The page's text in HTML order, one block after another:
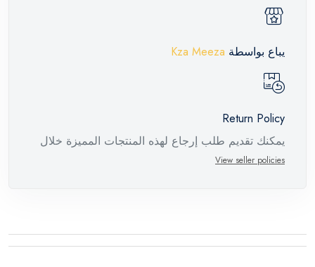
يباع بواسطة Kza Meeza
Return Policy
يمكنك تقديم طلب إرجاع لهذه المنتجات المميزة خلال
عبوته الأصلية. لاحظ أنه لا يمكن إرجاع المنتجات
View seller policies